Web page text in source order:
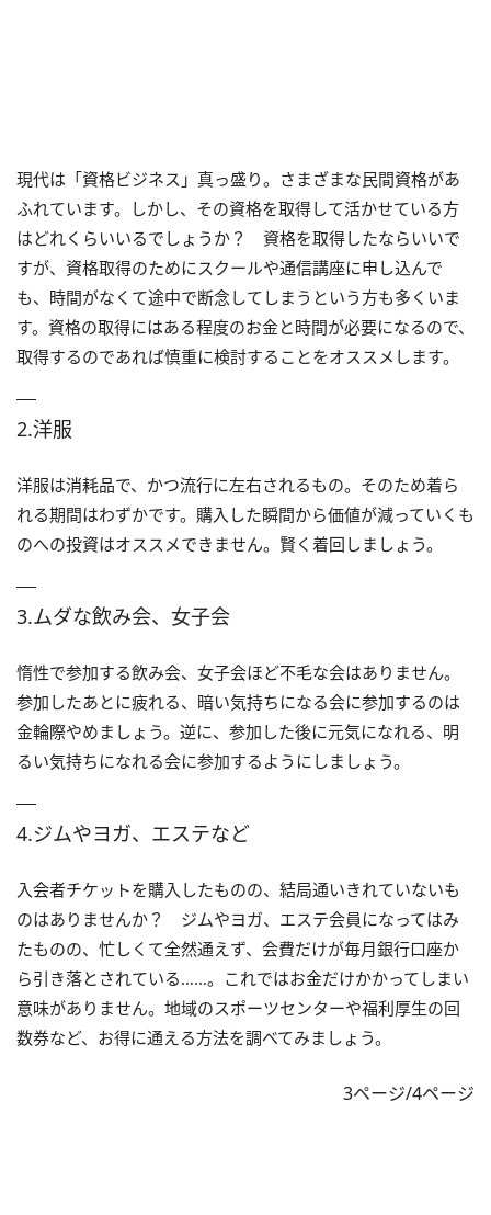
現代は「資格ビジネス」真っ盛り。さまざまな民間資格があ
ふれています。しかし、その資格を取得して活かせている方
はどれくらいいるでしょうか？ 資格を取得したならいいで
すが、資格取得のためにスクールや通信講座に申し込んで
も、時間がなくて途中で断念してしまうという方も多くいま
す。資格の取得にはある程度のお金と時間が必要になるので、
取得するのであれば慎重に検討することをオススメします。
2.洋服
洋服は消耗品で、かつ流行に左右されるもの。そのため着ら
れる期間はわずかです。購入した瞬間から価値が減っていくも
のへの投資はオススメできません。賢く着回しましょう。
3.ムダな飲み会、女子会
惰性で参加する飲み会、女子会ほど不毛な会はありません。
参加したあとに疲れる、暗い気持ちになる会に参加するのは
金輪際やめましょう。逆に、参加した後に元気になれる、明
るい気持ちになれる会に参加するようにしましょう。
4.ジムやヨガ、エステなど
入会者チケットを購入したものの、結局通いきれていないも
のはありませんか？ ジムやヨガ、エステ会員になってはみ
たものの、忙しくて全然通えず、会費だけが毎月銀行口座か
ら引き落とされている……。これではお金だけかかってしまい
意味がありません。地域のスポーツセンターや福利厚生の回
数券など、お得に通える方法を調べてみましょう。
3ページ/4ページ